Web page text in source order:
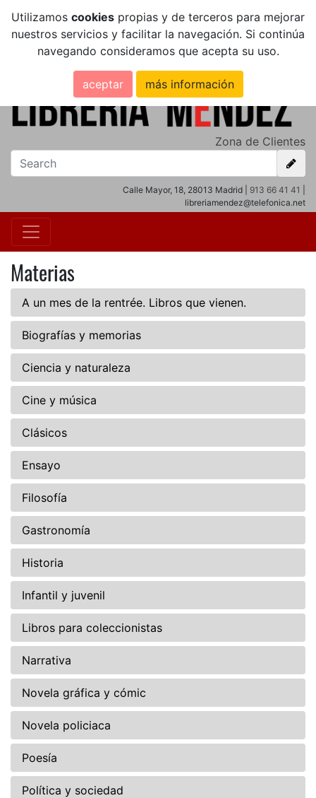
Utilizamos cookies propias y de terceros para mejorar
nuestros servicios y facilitar la navegación. Si continúa
navegando consideramos que acepta su uso.
aceptar más información
Zona de Clientes
Calle Mayor, 18, 28013 Madrid | 913 66 41 41
libreriamendez@telefonica.net
Materias
A un mes de la rentrée. Libros que vienen.
Biografías y memorias
Ciencia y naturaleza
Cine y música
Clásicos
Ensayo
Filosofía
Gastronomía
Historia
Infantil y juvenil
Libros para coleccionistas
Narrativa
Novela gráfica y cómic
Novela policiaca
Poesía
Política y sociedad